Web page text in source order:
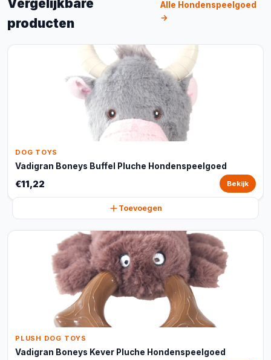
Vergelijkbare
producten
Alle Hondenspeelgoed
→
DOG TOYS
Vadigran Boneys Buffel Pluche Hondenspeelgoed
€11,22 Bekijk
Toevoegen
PLUSH DOG TOYS
Vadigran Boneys Kever Pluche Hondenspeelgoed